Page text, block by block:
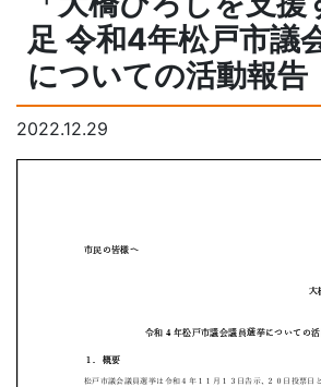
足 令和4年松戸市議
についての活動報告
2022.12.29